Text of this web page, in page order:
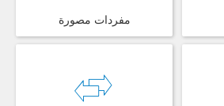
مفردات مصورة